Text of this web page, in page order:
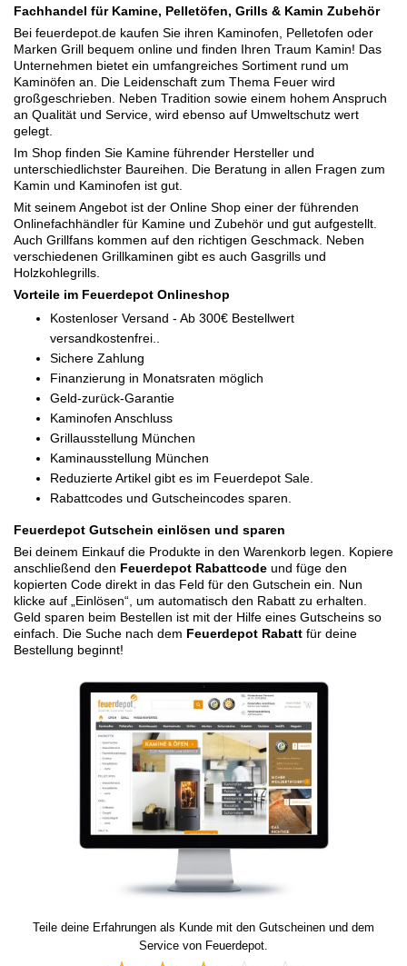
Fachhandel für Kamine, Pelletöfen, Grills & Kamin Zubehör
Bei feuerdepot.de kaufen Sie ihren Kaminofen, Pelletofen oder
Marken Grill bequem online und finden Ihren Traum Kamin! Das
Unternehmen bietet ein umfangreiches Sortiment rund um
Kaminöfen an. Die Leidenschaft zum Thema Feuer wird
großgeschrieben. Neben Tradition sowie einem hohem Anspruch
an Qualität und Service, wird ebenso auf Umweltschutz wert
gelegt.
Im Shop finden Sie Kamine führender Hersteller und
unterschiedlichster Baureihen. Die Beratung in allen Fragen zum
Kamin und Kaminofen ist gut.
Mit seinem Angebot ist der Online Shop einer der führenden
Onlinefachhändler für Kamine und Zubehör und gut aufgestellt.
Auch Grillfans kommen auf den richtigen Geschmack. Neben
verschiedenen Grillkaminen gibt es auch Gasgrills und
Holzkohlegrills.
Vorteile im Feuerdepot Onlineshop
Kostenloser Versand - Ab 300€ Bestellwert
versandkostenfrei..
Sichere Zahlung
Finanzierung in Monatsraten möglich
Geld-zurück-Garantie
Kaminofen Anschluss
Grillausstellung München
Kaminausstellung München
Reduzierte Artikel gibt es im Feuerdepot Sale.
Rabattcodes und Gutscheincodes sparen.
Feuerdepot Gutschein einlösen und sparen
Bei deinem Einkauf die Produkte in den Warenkorb legen. Kopiere
anschließend den Feuerdepot Rabattcode und füge den
kopierten Code direkt in das Feld für den Gutschein ein. Nun
klicke auf „Einlösen“, um automatisch den Rabatt zu erhalten.
Geld sparen beim Bestellen ist mit der Hilfe eines Gutscheins so
einfach. Die Suche nach dem Feuerdepot Rabatt für deine
Bestellung beginnt!
Teile deine Erfahrungen als Kunde mit den Gutscheinen und dem
Service von Feuerdepot.